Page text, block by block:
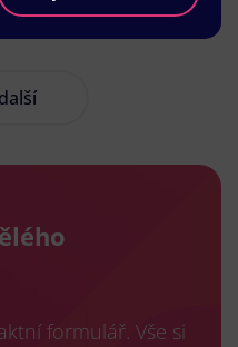
formulář. Vše si